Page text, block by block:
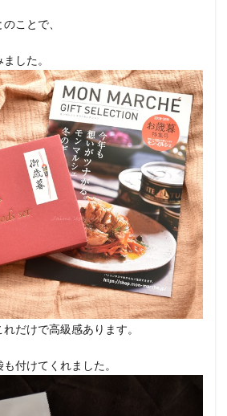
ことで、
した。
だけで高級感あります。
付けてくれました。